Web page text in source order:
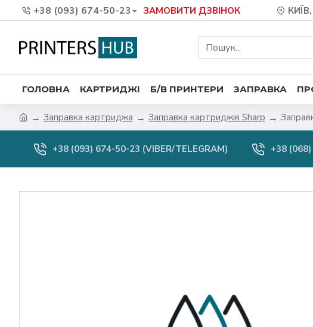
+38 (093) 674-50-23 ЗАМОВИТИ ДЗВІНОК
ГОЛОВНА КАРТРИДЖІ Б/В ПРИНТЕРИ ЗАПРАВКА
Заправка картриджа Заправка картриджів Sharp
+38 (093) 674-50-23 (VIBER/TELEGRAM) +38